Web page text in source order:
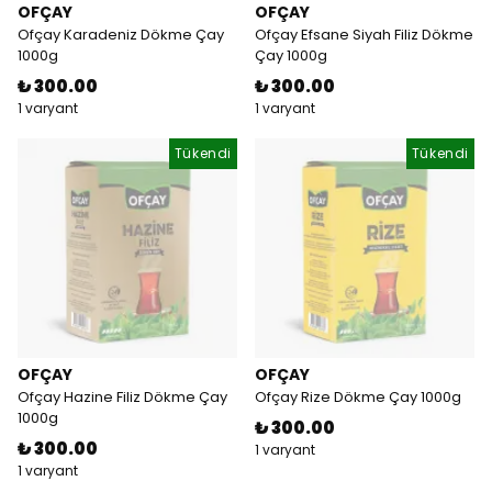
OFÇAY
Ofçay Karadeniz Dökme Çay
1000g
₺ 300.00
1 varyant
OFÇAY
Ofçay Efsane Siyah Filiz Dökme
Çay 1000g
₺ 300.00
1 varyant
Tükendi
OFÇAY
Ofçay Hazine Filiz Dökme Çay
1000g
₺ 300.00
1 varyant
Tükendi
OFÇAY
Ofçay Rize Dökme Çay 1000g
₺ 300.00
1 varyant